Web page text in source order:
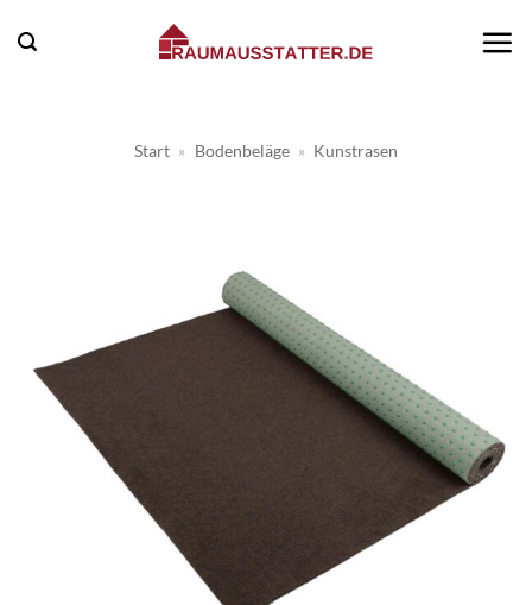
Inhalt
Start » Bodenbeläge » Kunstrasen